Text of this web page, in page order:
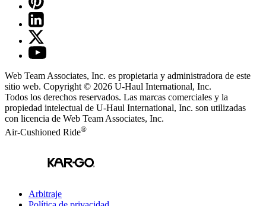
Web Team Associates, Inc. es propietaria y administradora de este
sitio web. Copyright © 2026 U-Haul International, Inc.
Todos los derechos reservados. Las marcas comerciales y la
propiedad intelectual de U-Haul International, Inc. son utilizadas
con licencia de Web Team Associates, Inc.
Air-Cushioned Ride®
Arbitraje